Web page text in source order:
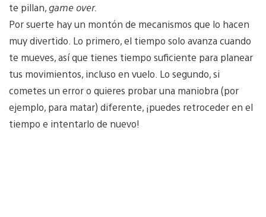
te pillan, game over.
Por suerte hay un montón de mecanismos que lo hacen
muy divertido. Lo primero, el tiempo solo avanza cuando
te mueves, así que tienes tiempo suficiente para planear
tus movimientos, incluso en vuelo. Lo segundo, si
cometes un error o quieres probar una maniobra (por
ejemplo, para matar) diferente, ¡puedes retroceder en el
tiempo e intentarlo de nuevo!